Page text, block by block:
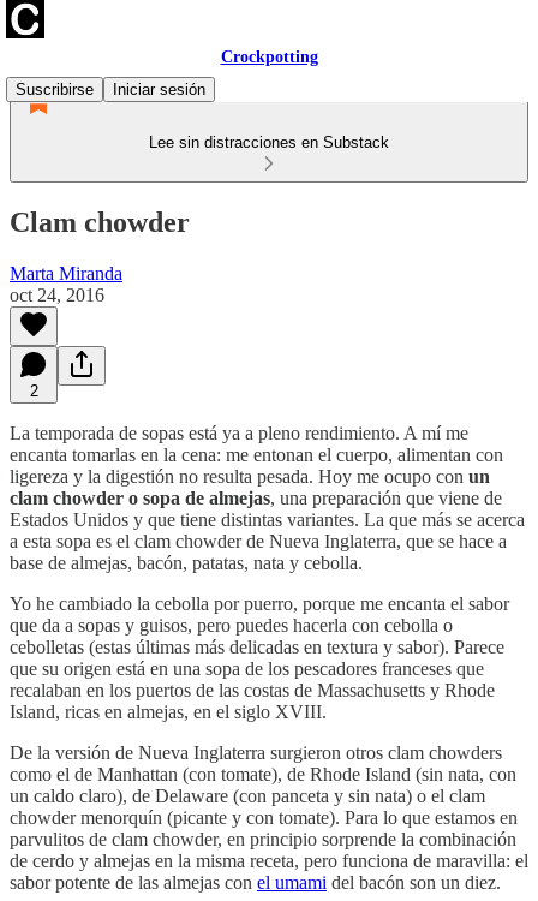
Crockpotting
Suscribirse
Iniciar sesión
Lee sin distracciones en Substack
Clam chowder
Marta Miranda
oct 24, 2016
2
La temporada de sopas está ya a pleno rendimiento. A mí me
encanta tomarlas en la cena: me entonan el cuerpo, alimentan con
ligereza y la digestión no resulta pesada. Hoy me ocupo con un
clam chowder o sopa de almejas, una preparación que viene de
Estados Unidos y que tiene distintas variantes. La que más se acerca
a esta sopa es el clam chowder de Nueva Inglaterra, que se hace a
base de almejas, bacón, patatas, nata y cebolla.
Yo he cambiado la cebolla por puerro, porque me encanta el sabor
que da a sopas y guisos, pero puedes hacerla con cebolla o
cebolletas (estas últimas más delicadas en textura y sabor). Parece
que su origen está en una sopa de los pescadores franceses que
recalaban en los puertos de las costas de Massachusetts y Rhode
Island, ricas en almejas, en el siglo XVIII.
De la versión de Nueva Inglaterra surgieron otros clam chowders
como el de Manhattan (con tomate), de Rhode Island (sin nata, con
un caldo claro), de Delaware (con panceta y sin nata) o el clam
chowder menorquín (picante y con tomate). Para lo que estamos en
parvulitos de clam chowder, en principio sorprende la combinación
de cerdo y almejas en la misma receta, pero funciona de maravilla: el
sabor potente de las almejas con el umami del bacón son un diez.